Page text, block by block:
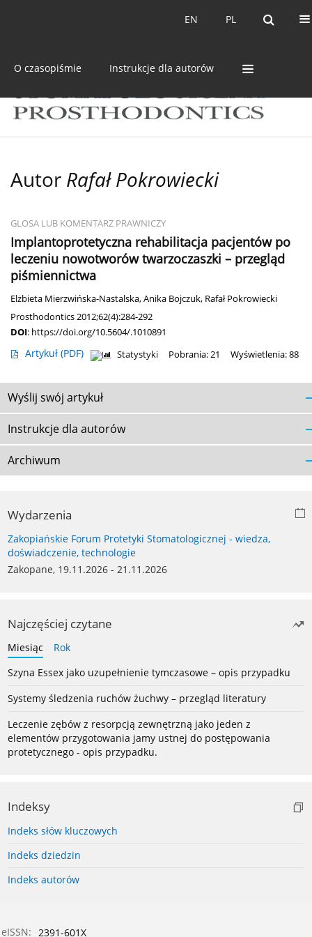
PL
EN PL
EN
O czasopiśmie Instrukcje dla autorów
Autor Rafał Pokrowiecki
GLOSA LUB KOMENTARZ PRAWNICZY
Implantoprotetyczna rehabilitacja pacjentów po
leczeniu nowotworów twarzoczaszki – przegląd
piśmiennictwa
Elżbieta Mierzwińska-Nastalska,Anika Bojczuk, Rafał Pokrowiecki
Prosthodontics 2012;62(4):284-292
DOI: https://doi.org/10.5604/.1010891
Artykuł (PDF) Statystyki Pobrania: 21 Wyświetlenia: 88
Wyślij swój artykuł
Instrukcje dla autorów
Archiwum
Wydarzenia
Zakopiańskie Forum Protetyki Stomatologicznej - wiedza,
doświadczenie, technologie
Zakopane, 19.11.2026 - 21.11.2026
Najczęściej czytane
Miesiąc
Rok
Szyna Essex jako uzupełnienie tymczasowe – opis przypadku
Systemy śledzenia ruchów żuchwy – przegląd literatury
Leczenie zębów z resorpcją zewnętrzną jako jeden z
elementów przygotowania jamy ustnej do postępowania
protetycznego - opis przypadku.
Indeksy
Indeks słów kluczowych
Indeks dziedzin
Indeks autorów
eISSN: 2391-601X